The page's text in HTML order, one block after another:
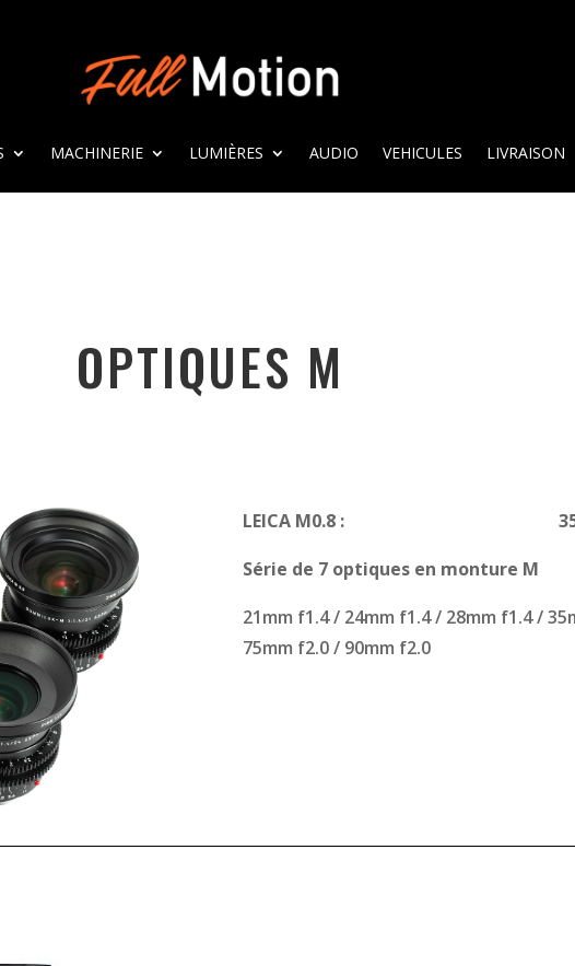
MACHINERIE LUMIÈRES AUDIO VEHICULES LIVRAISON
OPTIQUES M
LEICA M0.8 : 350€
Série de 7 optiques en monture M
21mm f1.4 / 24mm f1.4 / 28mm f1.4 /
75mm f2.0 / 90mm f2.0